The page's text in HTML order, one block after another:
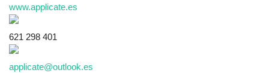
www.applicate.es
621 298 401
applicate@outlook.es